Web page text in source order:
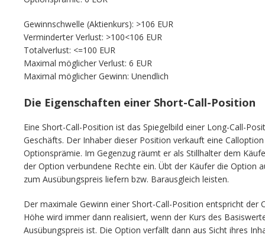
Gewinnschwelle (Aktienkurs): >106 EUR
Verminderter Verlust: >100<106 EUR
Totalverlust: <=100 EUR
Maximal möglicher Verlust: 6 EUR
Maximal möglicher Gewinn: Unendlich
Die Eigenschaften einer Short-Call-Position
Eine Short-Call-Position ist das Spiegelbild einer Long-Call-
Geschäfts. Der Inhaber dieser Position verkauft eine
Optionsprämie. Im Gegenzug räumt er als Stillhalter dem
der Option verbundene Rechte ein. Übt der Käufer die Option
zum Ausübungspreis liefern bzw. Barausgleich leisten.
Der maximale Gewinn einer Short-Call-Position entspricht der
Höhe wird immer dann realisiert, wenn der Kurs des
Ausübungspreis ist. Die Option verfällt dann aus Sicht ihres